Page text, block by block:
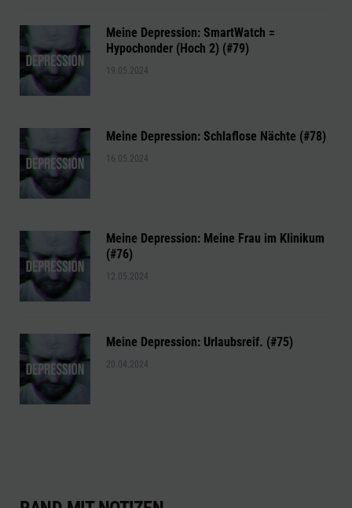
Meine Depression: SmartWatch =
Hypochonder (Hoch 2) (#79)
19.05.2024
Meine Depression: Schlaflose Nächte (#78)
16.05.2024
Meine Depression: Meine Frau im Klinikum
(#76)
12.05.2024
Meine Depression: Urlaubsreif. (#75)
20.04.2024